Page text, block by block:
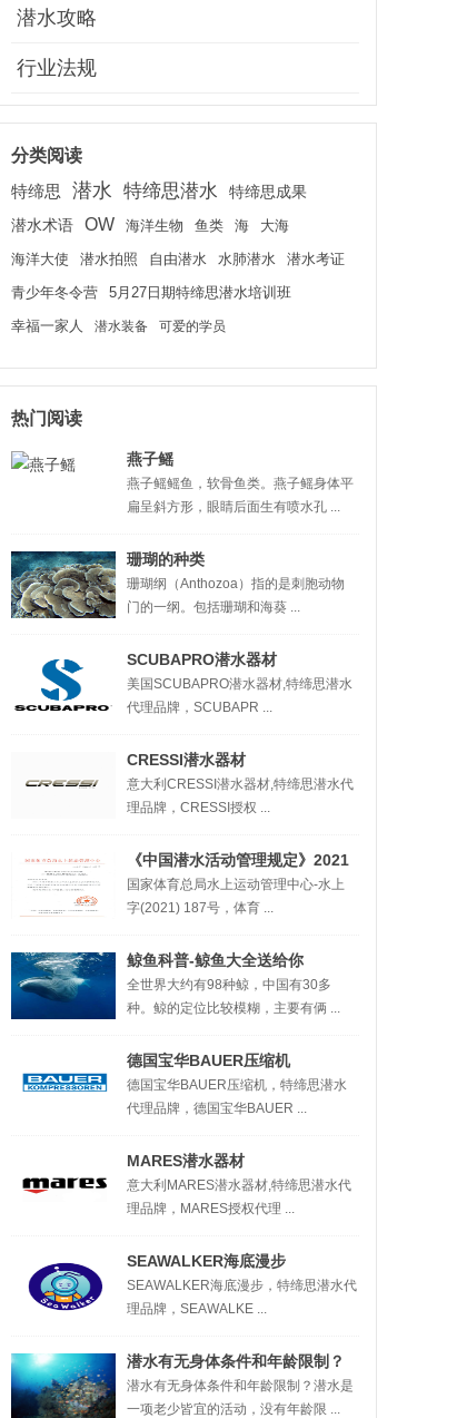
鱼据传说长达17
摇曳。
全依靠背鳍作波浪
。
就是说，有可能这
域，改变栖息环
会有大地震的发
5.2的有感地震！
海口海滩上，发现1
海岸，一开始还先
潜水攻略
行业法规
分类阅读
特缔思 潜水 特缔思潜水 特缔思成果
潜水术语 OW 海洋生物 鱼类 海
大海
海洋大使
潜水拍照 自由潜水 水肺潜水
潜水考证
青少年冬令营
5月27日期特缔思潜水培训班
幸福一家人 潜水装备 可爱的学员
热门阅读
燕子鳐
燕子鳐鳐鱼，软骨鱼类。燕子鳐身体平
扁呈斜方形，眼睛后面生有喷水孔 ...
珊瑚的种类
珊瑚纲（Anthozoa）指的是刺胞动物
门的一纲。包括珊瑚和海葵 ...
SCUBAPRO潜水器材
美国SCUBAPRO潜水器材,特缔思潜水
代理品牌，SCUBAPR ...
CRESSI潜水器材
意大利CRESSI潜水器材,特缔思潜水代
理品牌，CRESSI授权 ...
《中国潜水活动管理规定》2021
国家体育总局水上运动管理中心-水上
字(2021) 187号，体育 ...
鲸鱼科普-鲸鱼大全送给你
全世界大约有98种鲸，中国有30多
种。鲸的定位比较模糊，主要有俩 ...
德国宝华BAUER压缩机
德国宝华BAUER压缩机，特缔思潜水
代理品牌，德国宝华BAUER ...
MARES潜水器材
意大利MARES潜水器材,特缔思潜水代
理品牌，MARES授权代理 ...
SEAWALKER海底漫步
SEAWALKER海底漫步，特缔思潜水代
理品牌，SEAWALKE ...
潜水有无身体条件和年龄限制？
潜水有无身体条件和年龄限制？潜水是
一项老少皆宜的活动，没有年龄限 ...